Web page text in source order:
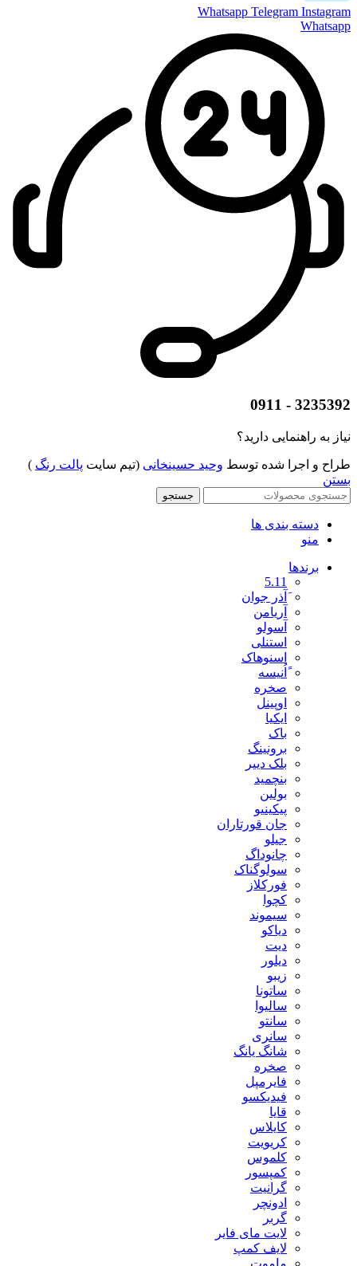
Whatsapp Telegram Instagram
Whatsapp
3235392 - 0911
نیاز به راهنمایی دارید؟
طراح و اجرا شده توسط وحید حسینخانی (تیم سایت پالت رنگ )
بستن
جستجو
دسته بندی ها
منو
برندها
5.11
َآذر جوان
آریامن
آسولو
استنلی
اسنوهاک
ًاُنیسه
صخره
اوپینل
ایکیا
باک
برونینگ
بلک دییر
بنچمید
بولین
پیکینیو
جان قورتاران
جیلو
چانوداگ
سولوگناک
فورکلاز
کچوا
سیموند
دیاکو
دیت
دیلور
زیبو
ساتونا
سالیوا
سانتو
سانری
شانگ یانگ
صخره
فایرمپل
فیدیکسو
قایا
کایلاس
کریویت
کلموس
کمپسور
گرانیت
ادونچر
گربر
لایت مای فایر
لایف کمپ
ماموت